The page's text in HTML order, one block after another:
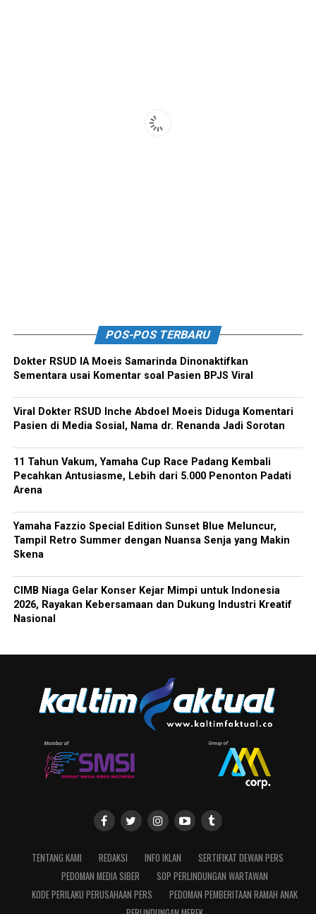
POS-POS TERBARU
Dokter RSUD IA Moeis Samarinda Dinonaktifkan
Sementara usai Komentar soal Pasien BPJS Viral
Viral Dokter RSUD Inche Abdoel Moeis Diduga Komentari
Pasien di Media Sosial, Nama dr. Renanda Jadi Sorotan
11 Tahun Vakum, Yamaha Cup Race Padang Kembali
Pecahkan Antusiasme, Lebih dari 5.000 Penonton Padati
Arena
Yamaha Fazzio Special Edition Sunset Blue Meluncur,
Tampil Retro Summer dengan Nuansa Senja yang Makin
Skena
CIMB Niaga Gelar Konser Kejar Mimpi untuk Indonesia
2026, Rayakan Kebersamaan dan Dukung Industri Kreatif
Nasional
TENTANG KAMI REDAKSI INFO IKLAN
SERTIFIKAT DEWAN PERS
PEDOMAN MEDIA SIBER
SOP PERLINDUNGAN WARTAWAN
KODE PERILAKU PERUSAHAAN PERS
PEDOMAN PEMBERITAAN RAMAH ANAK